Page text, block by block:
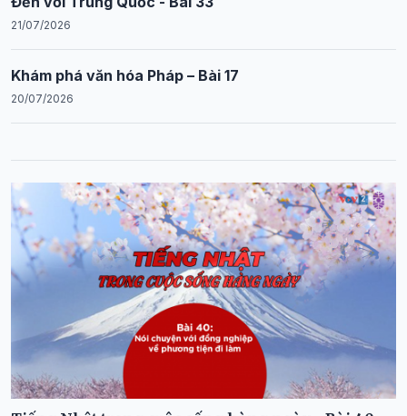
21/07/2026
Khám phá văn hóa Pháp – Bài 17
20/07/2026